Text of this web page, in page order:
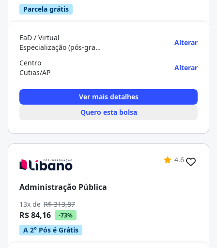
Parcela grátis
EaD / Virtual
Especialização (pós-graduação)
Alterar
Centro
Cutias/AP
Alterar
Ver mais detalhes
Quero esta bolsa
4.6
Administração Pública
13x de R$ 313,87
R$ 84,16 -73%
A 2° Pós é Grátis